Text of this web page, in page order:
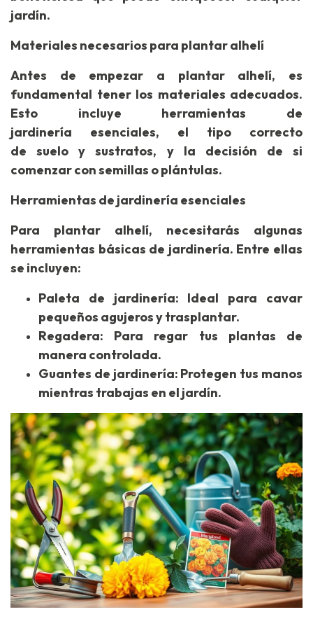
jardín.
Materiales necesarios para plantar alhelí
Antes de empezar a plantar alhelí, es
fundamental tener los materiales adecuados.
Esto incluye herramientas de
jardinería esenciales, el tipo correcto
de suelo y sustratos, y la decisión de si
comenzar con semillas o plántulas.
Herramientas de jardinería esenciales
Para plantar alhelí, necesitarás algunas
herramientas básicas de jardinería. Entre ellas
se incluyen:
Paleta de jardinería: Ideal para cavar
pequeños agujeros y trasplantar.
Regadera: Para regar tus plantas de
manera controlada.
Guantes de jardinería: Protegen tus manos
mientras trabajas en el jardín.